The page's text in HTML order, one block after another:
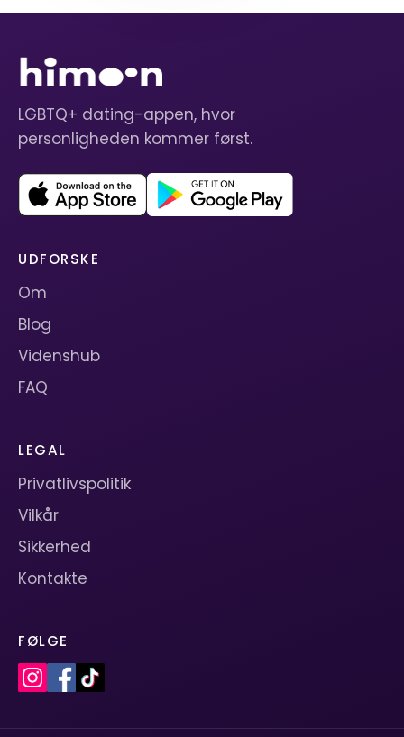
LGBTQ+ dating-appen, hvor
personligheden kommer først.
UDFORSKE
Om
Blog
Videnshub
FAQ
LEGAL
Privatlivspolitik
Vilkår
Sikkerhed
Kontakte
FØLGE